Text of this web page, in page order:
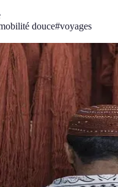
douce#voyages